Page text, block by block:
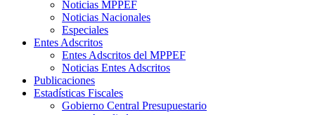
Noticias MPPEF
Noticias Nacionales
Especiales
Entes Adscritos
Entes Adscritos del MPPEF
Noticias Entes Adscritos
Publicaciones
Estadísticas Fiscales
Gobierno Central Presupuestario